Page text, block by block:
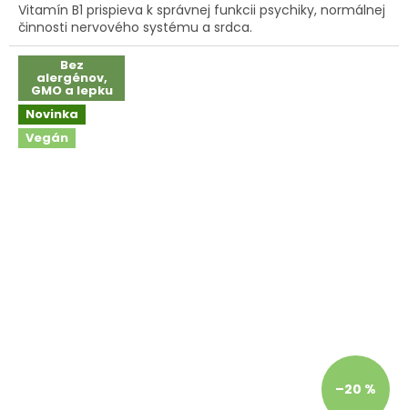
z
5
hviezdičiek.
Vitamín B1 prispieva k správnej funkcii psychiky, normálnej
činnosti nervového systému a srdca.
Bez
alergénov,
GMO a lepku
Novinka
Vegán
–20 %